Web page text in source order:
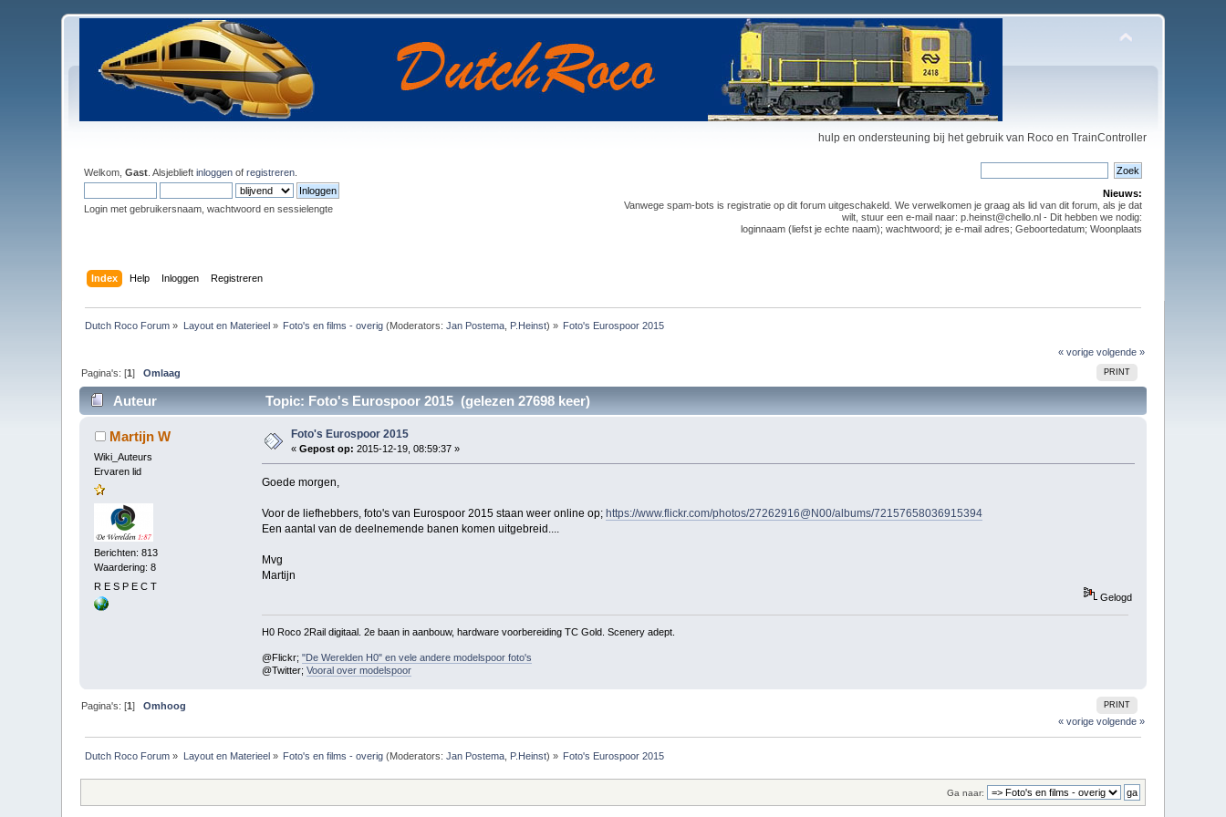
hulp en ondersteuning bij het gebruik van Roco en TrainController
Welkom,Gast . Alsjeblieftinloggen ofregistreren
Login met gebruikersnaam, wachtwoord en sessielengte
Nieuws:
Vanwege spam-bots is registratie op dit forum uitgeschakeld. We verwelkomen je graag als lid van dit forum, als je dat
wilt, stuur een e-mail naar: p.heinst@chello.nl - Dit hebben we nodig:
loginnaam (liefst je echte naam); wachtwoord; je e-mail adres; Geboortedatum; Woonplaats
Index Help Inloggen Registreren
Dutch Roco Forum » Layout en Materieel» Foto's en films - overig (Moderators:Jan Postema P.Heinst) » Foto's Eurospoor 2015
« vorige volgende »
PRINT
Pagina's: [1]Omlaag
Auteur Topic: Foto's Eurospoor 2015 (gelezen 27698 keer)
Martijn W
Wiki_Auteurs
Ervaren lid
Berichten: 813
Waardering: 8
R E S P E C T
Foto's Eurospoor 2015
«Gepost op: 2015-12-19, 08:59:37 »
Goede morgen,
Voor de liefhebbers, foto's van Eurospoor 2015 staan weer online op; https://www.flickr.com/photos/27262916@N00/albums/72157658036915394
Een aantal van de deelnemende banen komen uitgebreid....
Mvg
Martijn
Gelogd
H0 Roco 2Rail digitaal. 2e baan in aanbouw, hardware voorbereiding TC Gold. Scenery adept.
@Flickr; "De Werelden H0" en vele andere modelspoor foto's
@Twitter; Vooral over modelspoor
PRINT
Pagina's: [1]Omhoog
« vorige volgende »
Dutch Roco Forum » Layout en Materieel» Foto's en films - overig (Moderators:Jan Postema P.Heinst) » Foto's Eurospoor 2015
Ga naar: